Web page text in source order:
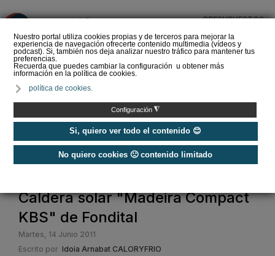
Nuestro portal utiliza cookies propias y de terceros para mejorar la
experiencia de navegación ofrecerte contenido multimedia (vídeos y
podcast). Si, también nos deja analizar nuestro tráfico para mantener tus
preferencias.
Recuerda que puedes cambiar la configuración u obtener más
información en la política de cookies.
política de cookies.
Configuración ◮
Si, quiero ver todo el contenido 😊
No quiero cookies 🙁 contenido limitado
PRESUPUESTOS
Caldera solar "Madeira Compact
KBS" de Fondital
Martes, 14 Junio 2011
Escrito por Idoia Arnabat CALORYFRIO